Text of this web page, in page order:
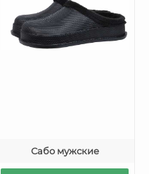
Сабо мужские